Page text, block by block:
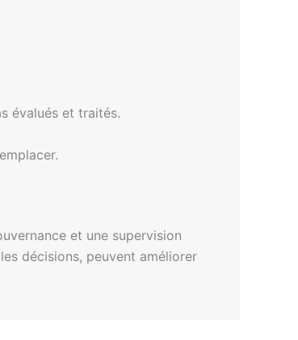
évalués et traités.
et une supervision
décisions, peuvent améliorer